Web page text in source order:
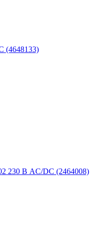
(4648133)
230 В AC/DC (2464008)